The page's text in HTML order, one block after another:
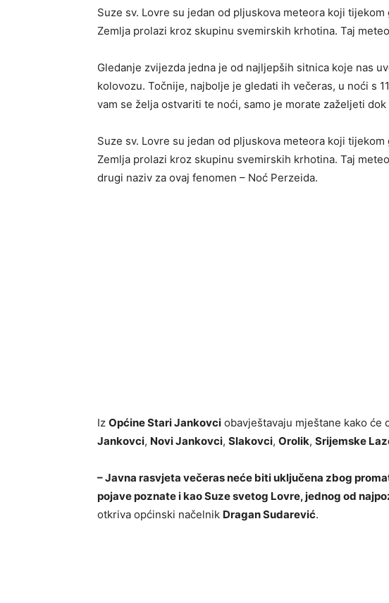
Suze sv. Lovre su jedan od pljuskova meteora koji
Zemlja prolazi kroz skupinu svemirskih krhotina. Taj
Gledanje zvijezda jedna je od najljepših sitnica koje nas
kolovozu. Točnije, najbolje je gledati ih večeras, u noći s
vam se želja ostvariti te noći, samo je morate zaželjeti
Suze sv. Lovre su jedan od pljuskova meteora koji
Zemlja prolazi kroz skupinu svemirskih krhotina. Taj
drugi naziv za ovaj fenomen – Noć Perzeida.
Iz Općine Stari Jankovci obavještavaju mještane kako će
Jankovci, Novi Jankovci, Slakovci, Orolik, Srijemske
– Javna rasvjeta večeras neće biti uključena zbog
pojave poznate i kao Suze svetog Lovre, jednog od
otkriva općinski načelnik Dragan Sudarević.